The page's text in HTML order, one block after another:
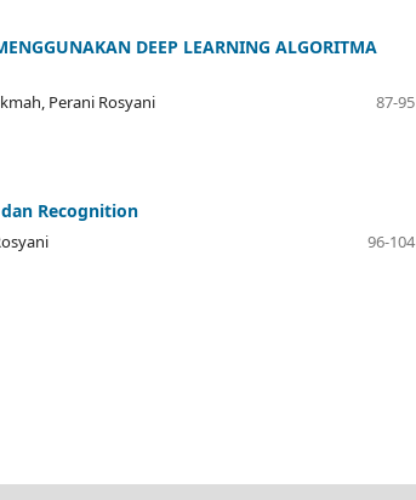
DEEP LEARNING ALGORITMA
Perani Rosyani
87-95
Recognition
96-104